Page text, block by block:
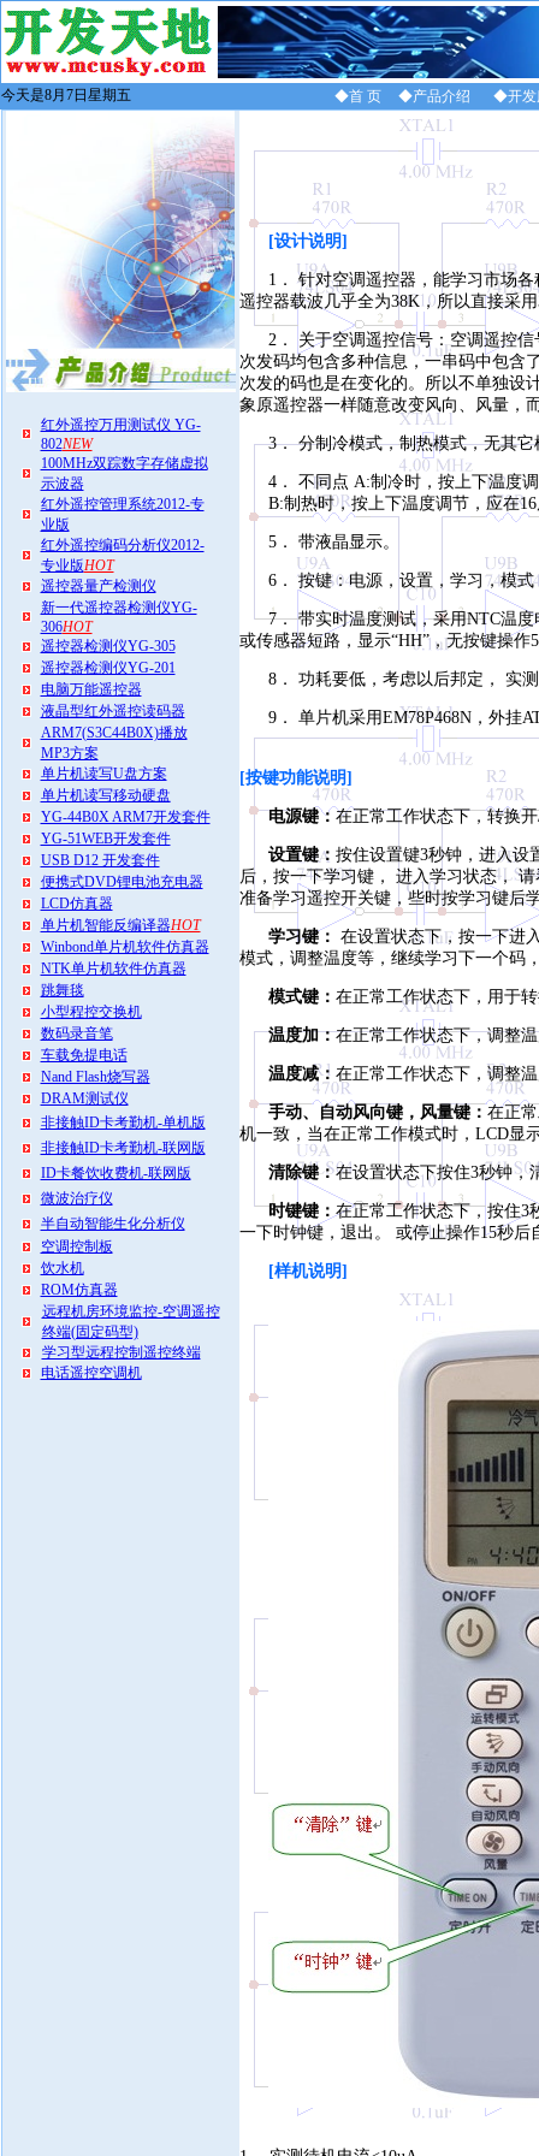
今天是8月7日星期五 ◆首 页 ◆产品介绍 ◆开发
红外遥控万用测试仪 YG-
802NEW
100MHz双踪数字存储虚拟
示波器
红外遥控管理系统2012-专
业版
红外遥控编码分析仪2012-
专业版HOT
遥控器量产检测仪
新一代遥控器检测仪YG-
306HOT
遥控器检测仪YG-305
遥控器检测仪YG-201
电脑万能遥控器
液晶型红外遥控读码器
ARM7(S3C44B0X)播放
MP3方案
单片机读写U盘方案
单片机读写移动硬盘
YG-44B0X ARM7开发套件
YG-51WEB开发套件
USB D12 开发套件
便携式DVD锂电池充电器
LCD仿真器
单片机智能反编译器HOT
Winbond单片机软件仿真器
NTK单片机软件仿真器
跳舞毯
小型程控交换机
数码录音笔
车载免提电话
Nand Flash烧写器
DRAM测试仪
非接触ID卡考勤机-单机版
非接触ID卡考勤机-联网版
ID卡餐饮收费机-联网版
微波治疗仪
半自动智能生化分析仪
空调控制板
饮水机
ROM仿真器
远程机房环境监控-空调遥控
终端(固定码型)
学习型远程控制遥控终端
电话遥控空调机
[设计说明]
1． 针对空调遥控器，能学习市场
遥控器载波几乎全为38K，所以直接采
2． 关于空调遥控信号：空调遥控
次发码均包含多种信息，一串码中包含
次发的码也是在变化的。所以不单独设
象原遥控器一样随意改变风向、风量，
3． 分制冷模式，制热模式，无其它
4． 不同点 A:制冷时，按上下温度
B:制热时，按上下温度调节，应在16
5． 带液晶显示。
6． 按键：电源，设置，学习，模
7． 带实时温度测试，采用NTC温
或传感器短路，显示“HH”，无按键操
8． 功耗要低，考虑以后邦定， 实
9． 单片机采用EM78P468N，外挂
[按键功能说明]
电源键： 在正常工作状态下，转换
设置键： 按住设置键3秒钟，进入设
后，按一下学习键， 进入学习状态，
准备学习遥控开关键，些时按学习键后
学习键： 在设置状态下，按一下进
模式，调整温度等，继续学习下一个码
模式键： 在正常工作状态下，用于
温度加：在正常工作状态下，调整
温度减： 在正常工作状态下，调整
手动、自动风向键，风量键： 在正
机一致，当在正常工作模式时，LCD显
清除键：在设置状态下按住3秒钟，
时键键：在正常工作状态下，按住3
一下时钟键，退出。 或停止操作15秒后
[样机说明]